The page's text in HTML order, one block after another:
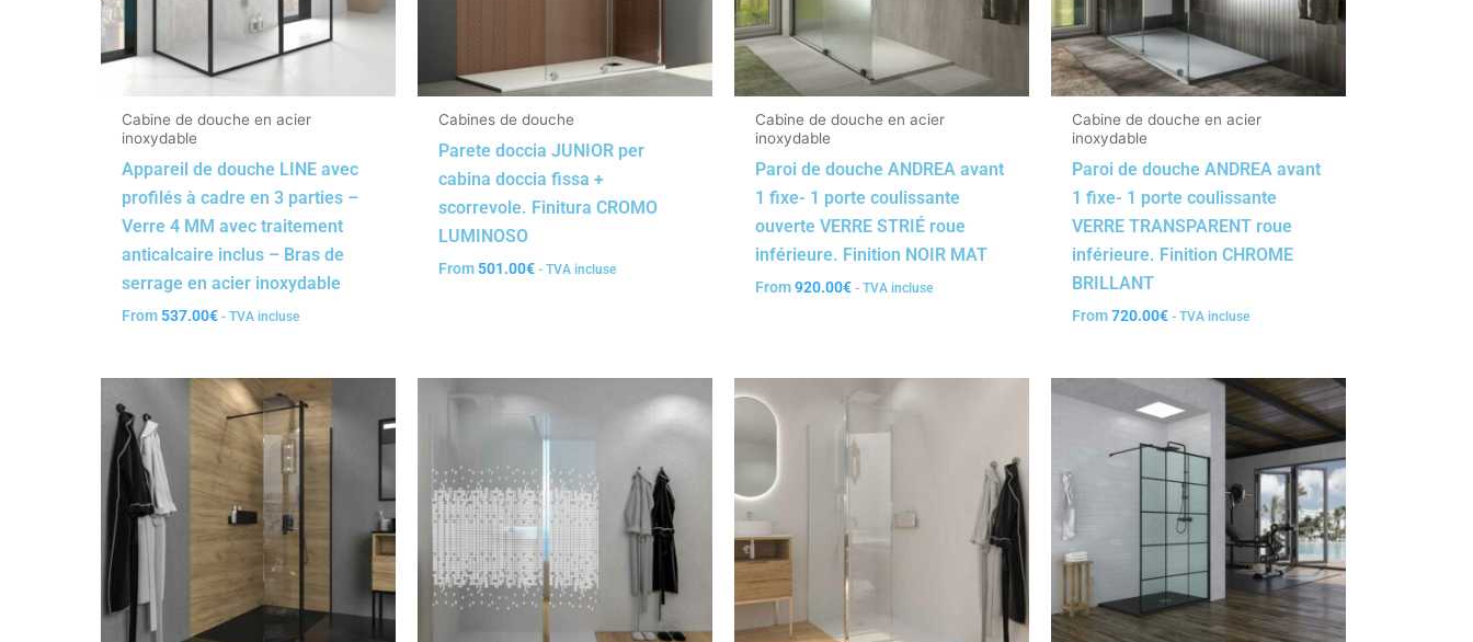
Cabine de douche en acier
inoxydable
Appareil de douche LINE avec
profilés à cadre en 3 parties –
Verre 4 MM avec traitement
anticalcaire inclus – Bras de
serrage en acier inoxydable
From 537.00€ - TVA incluse
Cabines de douche
Parete doccia JUNIOR per
cabina doccia fissa +
scorrevole. Finitura CROMO
LUMINOSO
From 501.00€ - TVA incluse
Cabine de douche en acier
inoxydable
Paroi de douche ANDREA avant
1 fixe- 1 porte coulissante
ouverte VERRE STRIÉ roue
inférieure. Finition NOIR MAT
From920.00€ - TVA incluse
Cabine de douche en acier
inoxydable
Paroi de douche ANDREA avant
1 fixe- 1 porte coulissante
VERRE TRANSPARENT roue
inférieure. Finition CHROME
BRILLANT
From 720.00€ - TVA incluse